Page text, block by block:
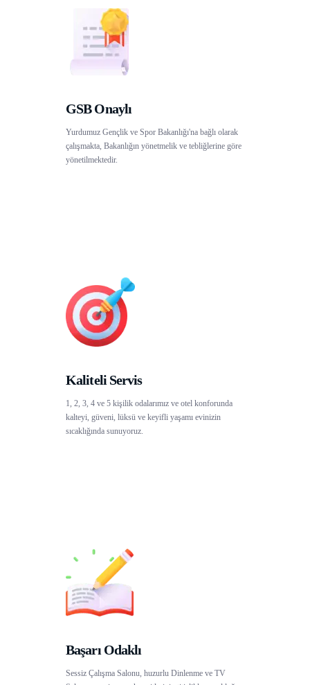
GSB Onaylı
Yurdumuz Gençlik ve Spor Bakanlığı'na bağlı olarak
çalışmakta, Bakanlığın yönetmelik ve tebliğlerine göre
yönetilmektedir.
Kaliteli Servis
1, 2, 3, 4 ve 5 kişilik odalarımız ve otel konforunda
kalteyi, güveni, lüksü ve keyifli yaşamı evinizin
sıcaklığında sunuyoruz.
Başarı Odaklı
Sessiz Çalışma Salonu, huzurlu Dinlenme ve TV